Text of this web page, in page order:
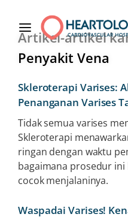
Artikel-artikel
Penyakit Vena
Skleroterapi Varises:
Penanganan Varises
Tidak semua varises
Skleroterapi
ringan dengan waktu
bagaimana prosedur ini
cocok menjalaninya.
Waspadai Varises!